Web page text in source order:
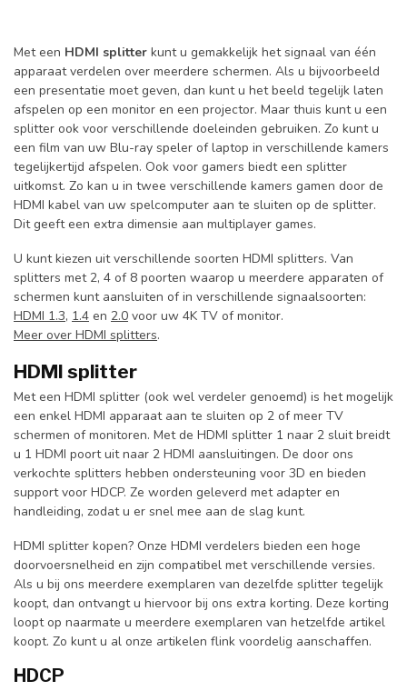
Met een HDMI splitter kunt u gemakkelijk het signaal van één
apparaat verdelen over meerdere schermen. Als u bijvoorbeeld
een presentatie moet geven, dan kunt u het beeld tegelijk laten
afspelen op een monitor en een projector. Maar thuis kunt u een
splitter ook voor verschillende doeleinden gebruiken. Zo kunt u
een film van uw Blu-ray speler of laptop in verschillende kamers
tegelijkertijd afspelen. Ook voor gamers biedt een splitter
uitkomst. Zo kan u in twee verschillende kamers gamen door de
HDMI kabel van uw spelcomputer aan te sluiten op de splitter.
Dit geeft een extra dimensie aan multiplayer games.
U kunt kiezen uit verschillende soorten HDMI splitters. Van
splitters met 2, 4 of 8 poorten waarop u meerdere apparaten of
schermen kunt aansluiten of in verschillende signaalsoorten:
HDMI 1.3, 1.4 en 2.0 voor uw 4K TV of monitor.
Meer over HDMI splitters.
HDMI splitter
Met een HDMI splitter (ook wel verdeler genoemd) is het mogelijk
een enkel HDMI apparaat aan te sluiten op 2 of meer TV
schermen of monitoren. Met de HDMI splitter 1 naar 2 sluit breidt
u 1 HDMI poort uit naar 2 HDMI aansluitingen. De door ons
verkochte splitters hebben ondersteuning voor 3D en bieden
support voor HDCP. Ze worden geleverd met adapter en
handleiding, zodat u er snel mee aan de slag kunt.
HDMI splitter kopen? Onze HDMI verdelers bieden een hoge
doorvoersnelheid en zijn compatibel met verschillende versies.
Als u bij ons meerdere exemplaren van dezelfde splitter tegelijk
koopt, dan ontvangt u hiervoor bij ons extra korting. Deze korting
loopt op naarmate u meerdere exemplaren van hetzelfde artikel
koopt. Zo kunt u al onze artikelen flink voordelig aanschaffen.
HDCP